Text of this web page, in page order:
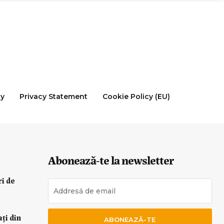
Privacy Statement Cookie Policy (EU)
de
din
Abonează-te la newsletter
ABONEAZĂ-TE